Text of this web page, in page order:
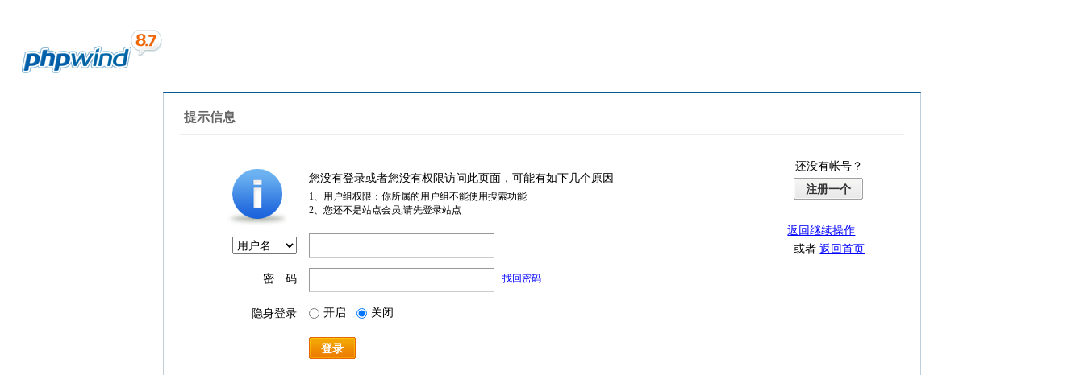
提示信息
您没有登录或者您没有权限访问此页面，可能有如下几个原因
1、用户组权限：你所属的用户组不能使用搜索功能
2、您还不是站点会员,请先登录站点
密 码 找回密码
隐身登录 开启 关闭
登录
还没有帐号？
注册一个
返回继续操作
或者返回首页